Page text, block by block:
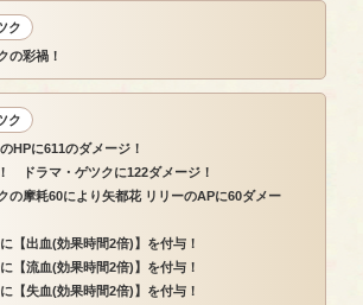
ク
の彩禍！
ク
HPに611のダメージ！
ドラマ・ゲツクに122ダメージ！
の摩耗60により矢都花 リリーのAPに60ダメー
【出血(効果時間2倍)】を付与！
【流血(効果時間2倍)】を付与！
【失血(効果時間2倍)】を付与！